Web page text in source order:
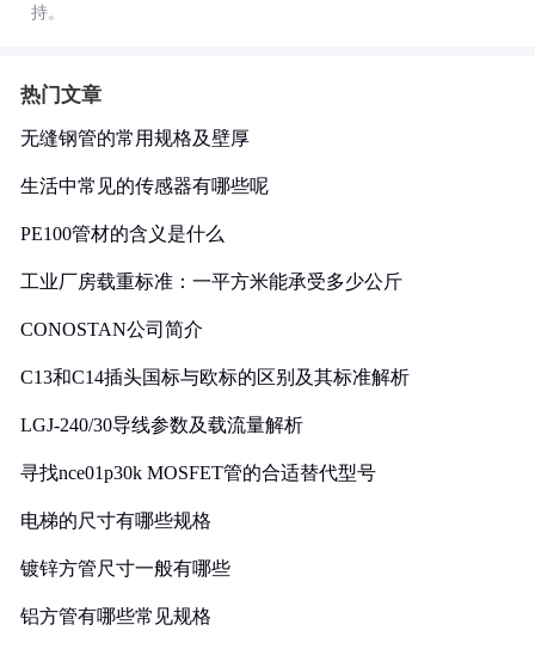
持。
热门文章
无缝钢管的常用规格及壁厚
生活中常见的传感器有哪些呢
PE100管材的含义是什么
工业厂房载重标准：一平方米能承受多少公斤
CONOSTAN公司简介
C13和C14插头国标与欧标的区别及其标准解析
LGJ-240/30导线参数及载流量解析
寻找nce01p30k MOSFET管的合适替代型号
电梯的尺寸有哪些规格
镀锌方管尺寸一般有哪些
铝方管有哪些常见规格